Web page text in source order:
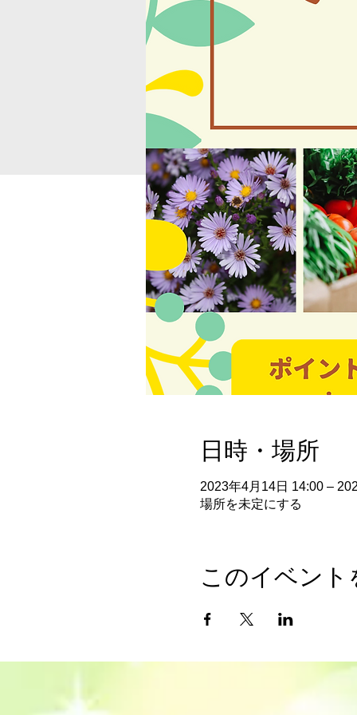
日時・場所
2023年4月14日 14:00 –
場所を未定にする
このイベント